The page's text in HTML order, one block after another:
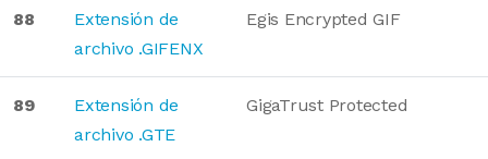
88
Extensión de
archivo .GIFENX
Egis Encrypted GIF
89
Extensión de
archivo .GTE
GigaTrust Protected